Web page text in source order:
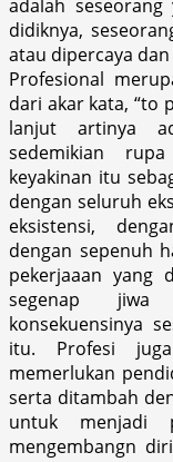
adalah
didiknya,
atau dipercaya
Profesional
dari akar kata, “to
lanjut artinya
sedemikian
keyakinan itu
dengan seluruh
eksistensi,
dengan sepenuh
pekerjaaan yang
segenap jiwa
konsekuensinya
itu. Profesi
memerlukan
serta ditambah
untuk menjadi
mengembangn